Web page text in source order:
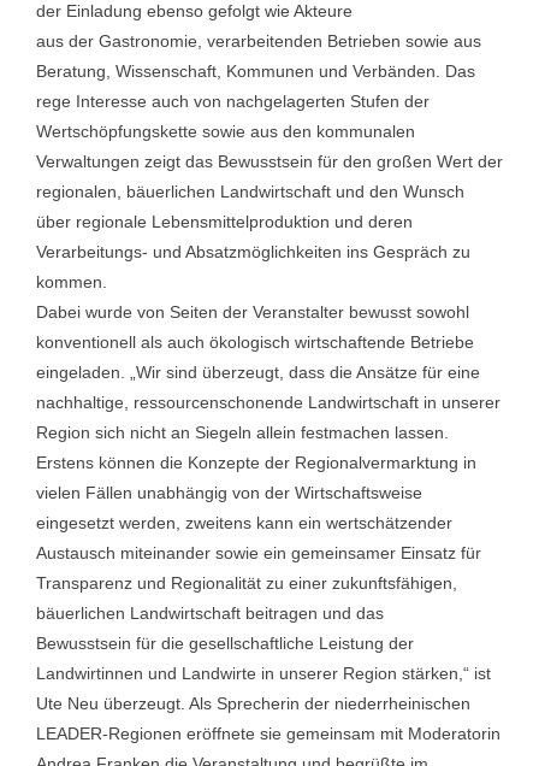
der Einladung ebenso gefolgt wie Akteure
aus der Gastronomie, verarbeitenden Betrieben sowie aus
Beratung, Wissenschaft, Kommunen und Verbänden. Das
rege Interesse auch von nachgelagerten Stufen der
Wertschöpfungskette sowie aus den kommunalen
Verwaltungen zeigt das Bewusstsein für den großen Wert der
regionalen, bäuerlichen Landwirtschaft und den Wunsch
über regionale Lebensmittelproduktion und deren
Verarbeitungs- und Absatzmöglichkeiten ins Gespräch zu
kommen.
Dabei wurde von Seiten der Veranstalter bewusst sowohl
konventionell als auch ökologisch wirtschaftende Betriebe
eingeladen. „Wir sind überzeugt, dass die Ansätze für eine
nachhaltige, ressourcenschonende Landwirtschaft in unserer
Region sich nicht an Siegeln allein festmachen lassen.
Erstens können die Konzepte der Regionalvermarktung in
vielen Fällen unabhängig von der Wirtschaftsweise
eingesetzt werden, zweitens kann ein wertschätzender
Austausch miteinander sowie ein gemeinsamer Einsatz für
Transparenz und Regionalität zu einer zukunftsfähigen,
bäuerlichen Landwirtschaft beitragen und das
Bewusstsein für die gesellschaftliche Leistung der
Landwirtinnen und Landwirte in unserer Region stärken,“ ist
Ute Neu überzeugt. Als Sprecherin der niederrheinischen
LEADER-Regionen eröffnete sie gemeinsam mit Moderatorin